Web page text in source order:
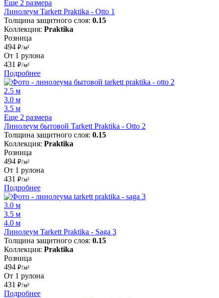
Еще 2 размера
Линолеум Tarkett Praktika - Otto 1
Толщина защитного слоя: 0.15
Коллекция: Praktika
Розница
494 ₽/м²
От 1 рулона
431 ₽/м²
Подробнее
2.5 м
3.0 м
3.5 м
Еще 2 размера
Линолеум бытовой Tarkett Praktika - Otto 2
Толщина защитного слоя: 0.15
Коллекция: Praktika
Розница
494 ₽/м²
От 1 рулона
431 ₽/м²
Подробнее
3.0 м
3.5 м
4.0 м
Линолеум Tarkett Praktika - Saga 3
Толщина защитного слоя: 0.15
Коллекция: Praktika
Розница
494 ₽/м²
От 1 рулона
431 ₽/м²
Подробнее